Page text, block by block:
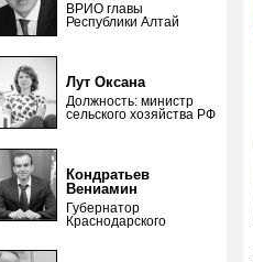
ВРИО главы
Республики Алтай
Лут Оксана
Должность: министр
сельского хозяйства РФ
Кондратьев
Вениамин
Губернатор
Краснодарского